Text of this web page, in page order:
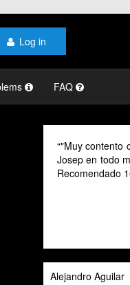
Log in
FAQ
de
As a digital
their advice
cannot speak
Ali Roghani